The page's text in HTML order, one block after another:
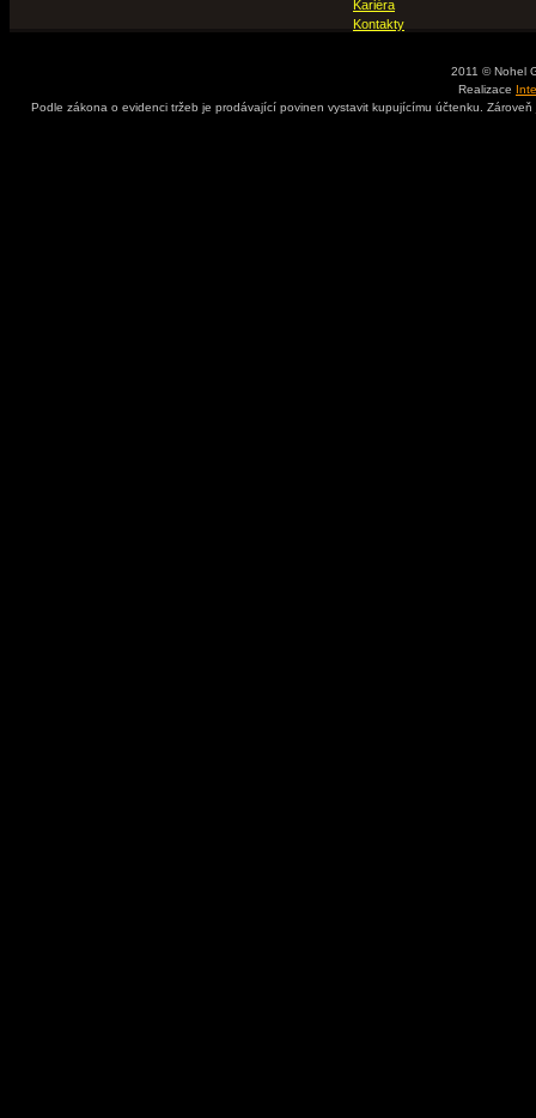
Kariéra
Kontakty
2011 © Nohel
Realizace
Podle zákona o evidenci tržeb je prodávající povinen vystavit kupujícímu účtenku.